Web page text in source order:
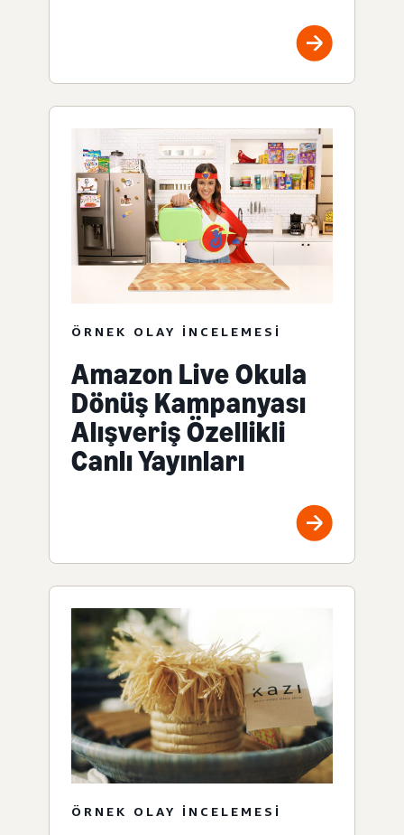
ÖRNEK OLAY INCELEMESI
Amazon Live Okula
Dönüş Kampanyası
Alışveriş Özellikli
Canlı Yayınları
ÖRNEK OLAY INCELEMESI